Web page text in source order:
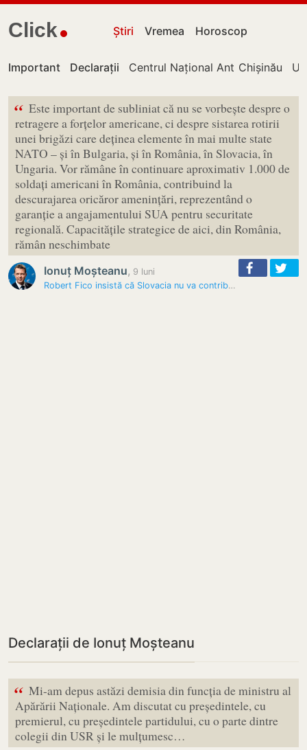
Click Știri Vremea Horoscop
Important Declarații Centrul Național Anticorupție
Chișinău
“ Este important de subliniat că nu se vorbește despre o
retragere a forțelor americane, ci despre sistarea rotirii
unei brigăzi care deținea elemente în mai multe state
NATO – și în Bulgaria, și în România, în Slovacia, în
Ungaria. Vor rămâne în continuare aproximativ 1.000 de
soldați americani în România, contribuind la
descurajarea oricăror amenințări, reprezentând o
garanție a angajamentului SUA pentru securitate
regională. Capacitățile strategice de aici, din România,
rămân neschimbate
Ionuț Moșteanu, 9 luni
Robert Fico insistă că Slovacia nu va contribui cu „nici măcar…
Declarații de Ionuț Moșteanu
“ Mi-am depus astăzi demisia din funcția de ministru al
Apărării Naționale. Am discutat cu președintele, cu
premierul, cu președintele partidului, cu o parte dintre
colegii din USR și le mulțumesc…